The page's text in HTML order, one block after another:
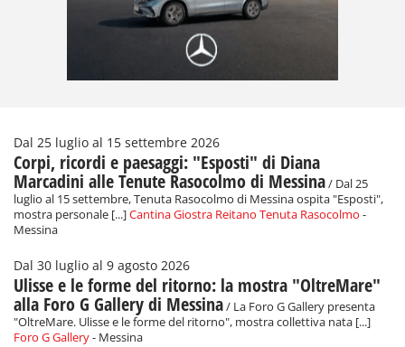
Dal 25 luglio al 15 settembre 2026
Corpi, ricordi e paesaggi: "Esposti" di Diana
Marcadini alle Tenute Rasocolmo di Messina/ Dal 25
luglio al 15 settembre, Tenuta Rasocolmo di Messina ospita "Esposti",
mostra personale [...]Cantina Giostra Reitano Tenuta Rasocolmo -
Messina
Dal 30 luglio al 9 agosto 2026
Ulisse e le forme del ritorno: la mostra "OltreMare"
alla Foro G Gallery di Messina/ La Foro G Gallery presenta
"OltreMare. Ulisse e le forme del ritorno", mostra collettiva nata [...]
Foro G Gallery- Messina